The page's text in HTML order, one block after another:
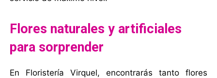
Flores naturales y artificiales
para sorprender
En Floristería Virquel, encontrarás tanto flores